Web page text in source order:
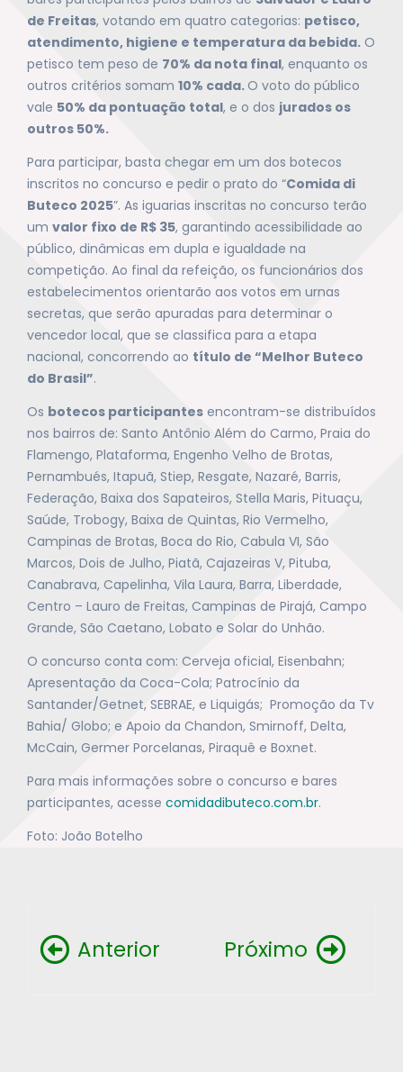
de Freitas, votando em quatro categorias: petisco,
atendimento, higiene e temperatura da bebida. O
petisco tem peso de 70% da nota final, enquanto os
outros critérios somam 10% cada. O voto do público
vale 50% da pontuação total, e o dos jurados os
outros 50%.
Para participar, basta chegar em um dos botecos
inscritos no concurso e pedir o prato do “Comida di
Buteco 2025”. As iguarias inscritas no concurso terão
um valor fixo de R$ 35, garantindo acessibilidade ao
público, dinâmicas em dupla e igualdade na
competição. Ao final da refeição, os funcionários dos
estabelecimentos orientarão aos votos em urnas
secretas, que serão apuradas para determinar o
vencedor local, que se classifica para a etapa
nacional, concorrendo ao título de “Melhor Buteco
do Brasil”.
Os botecos participantes encontram-se distribuídos
nos bairros de: Santo Antônio Além do Carmo, Praia do
Flamengo, Plataforma, Engenho Velho de Brotas,
Pernambués, Itapuã, Stiep, Resgate, Nazaré, Barris,
Federação, Baixa dos Sapateiros, Stella Maris, Pituaçu,
Saúde, Trobogy, Baixa de Quintas, Rio Vermelho,
Campinas de Brotas, Boca do Rio, Cabula VI, São
Marcos, Dois de Julho, Piatã, Cajazeiras V, Pituba,
Canabrava, Capelinha, Vila Laura, Barra, Liberdade,
Centro – Lauro de Freitas, Campinas de Pirajá, Campo
Grande, São Caetano, Lobato e Solar do Unhão.
O concurso conta com: Cerveja oficial, Eisenbahn;
Apresentação da Coca-Cola; Patrocínio da
Santander/Getnet, SEBRAE, e Liquigás; Promoção da Tv
Bahia/ Globo; e Apoio da Chandon, Smirnoff, Delta,
McCain, Germer Porcelanas, Piraquê e Boxnet.
Para mais informações sobre o concurso e bares
participantes, acesse comidadibuteco.com.br.
Foto: João Botelho
Anterior Próximo